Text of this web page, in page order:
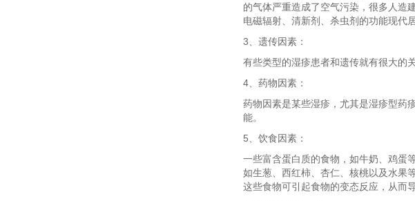
的气体严重造成了空气污染，很多人造
电磁辐射、清新剂、杀虫剂的功能现代
3、遗传因素：
有些类型的湿疹患者和遗传就有很大的关
4、药物因素：
药物因素是某些湿疹，尤其是湿疹型药
能。
5、饮食因素：
一些富含蛋白质的食物，如牛奶、鸡蛋
如生葱、西红柿、杏仁、核桃以及水果
这些食物可引起食物的变态反应，从而